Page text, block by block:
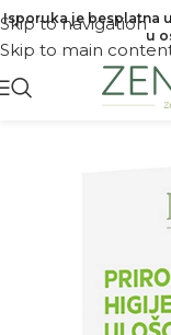
Skip to navigation
Skip to main
Isporuka je besplatna
u